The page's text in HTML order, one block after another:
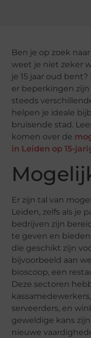
Ben je op zoek
weet je niet zeker
je 15 jaar oud
er beperkingen
steeds
helpen je ideale
bruisende stad.
komen over de
in Leiden op 15-
Er zijn tal van
Leiden, zelfs als je
bedrijven zijn
te geven en
die geschikt zijn
bijvoorbeeld aan
bioscoop, een
Deze sectoren
serveerders, en
geweldige kans
nieuwe